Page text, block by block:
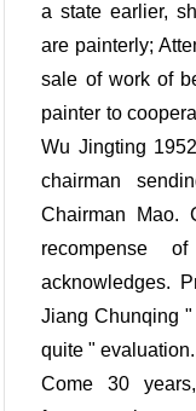
a state earlier,
are painterly;
sale of work of
painter to
Wu Jingting
chairman
Chairman Mao.
recompense
acknowledges.
Jiang Chunqing
quite " evaluation.
Come 30